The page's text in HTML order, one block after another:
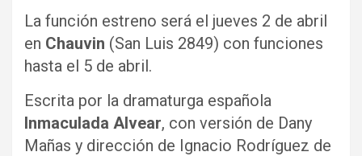
La función estreno será el jueves 2 de abril
en Chauvin (San Luis 2849) con funciones
hasta el 5 de abril.
Escrita por la dramaturga española
Inmaculada Alvear, con versión de Dany
Mañas y dirección de Ignacio Rodríguez de